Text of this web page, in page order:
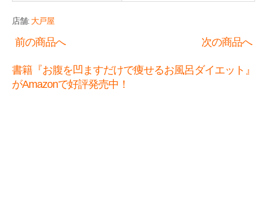
店舗: 大戸屋
前の商品へ 次の商品へ
書籍『お腹を凹ますだけで痩せるお風呂ダイエット』
がAmazonで好評発売中！